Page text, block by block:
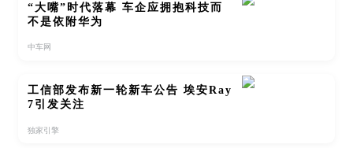
“大嘴”时代落幕 车企应拥抱科技而
不是依附华为
中车网
工信部发布新一轮新车公告 埃安Ray
7引发关注
独家引擎